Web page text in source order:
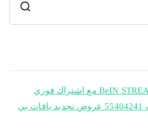
عروض بي ان سبورت الكويت 55404241 عروض تجديد باقات بي